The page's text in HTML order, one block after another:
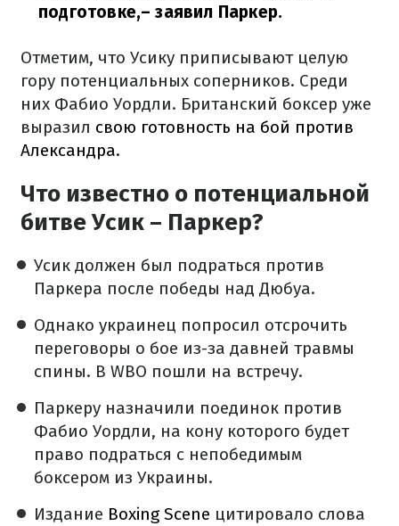
подготовке,– заявил Паркер.
Отметим, что Усику приписывают целую
гору потенциальных соперников. Среди
них Фабио Уордли. Британский боксер уже
выразил свою готовность на бой против
Александра.
Что известно о потенциальной
битве Усик – Паркер?
Усик должен был подраться против
Паркера после победы над Дюбуа.
Однако украинец попросил отсрочить
переговоры о бое из-за давней травмы
спины. В WBO пошли на встречу.
Паркеру назначили поединок против
Фабио Уордли, на кону которого будет
право подраться с непобедимым
боксером из Украины.
Издание Boxing Scene цитировало слова